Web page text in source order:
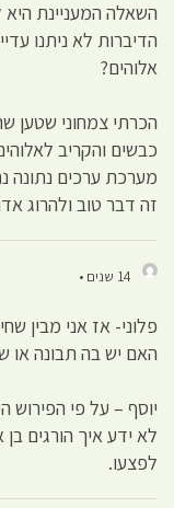
השאלה המעניינת
הדיברות לא ניתנו
אלוהים?
הכרתי צמחוני שטען
כבשים והקריב
מערכת ערכים נתונה
זה דבר טוב ולהרוג
14 שנים •
פלוני- אז אני מבין
האם יש בה תבונה או
יוסף – על פי
לא ידע איך הורגים
לפצעו.